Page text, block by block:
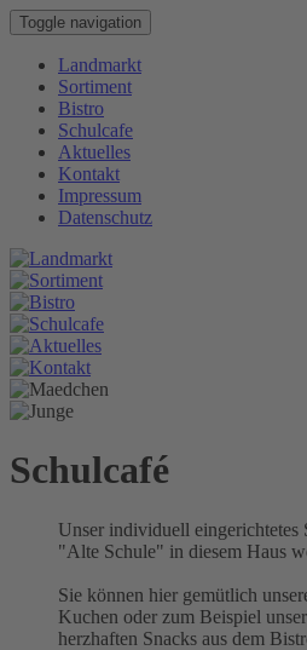
Toggle navigation
Landmarkt
Sortiment
Bistro
Schulcafe
Aktuelles
Kontakt
Impressum
Datenschutz
Schulcafé
Unser individuell eingerichtetes
"Alte Schule" in diesem Haus
Sie können hier gemütlich
Kuchen oder zum Beispiel
herzhaften Snacks aus dem